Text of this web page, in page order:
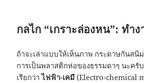
กลไก “เกราะล่องหน”: ทำง
ถ้าจะเล่าแบบให้เห็นภาพ กระดาษกันสนิ
การเป็นพลาสติกห่อของธรรมดาๆ นะครั
เรียกว่าไฟฟ้า-เคมี (Electro-chemical